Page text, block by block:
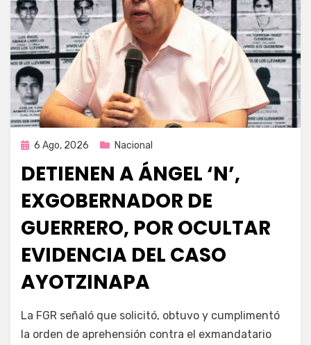
Publicada
6 Ago, 2026 Nacional
DETIENEN A ÁNGEL ‘N’,
EXGOBERNADOR DE
GUERRERO, POR OCULTAR
EVIDENCIA DEL CASO
AYOTZINAPA
porFernando Miranda Servín
La FGR señaló que solicitó, obtuvo y cumplimentó
la orden de aprehensión contra el exmandatario